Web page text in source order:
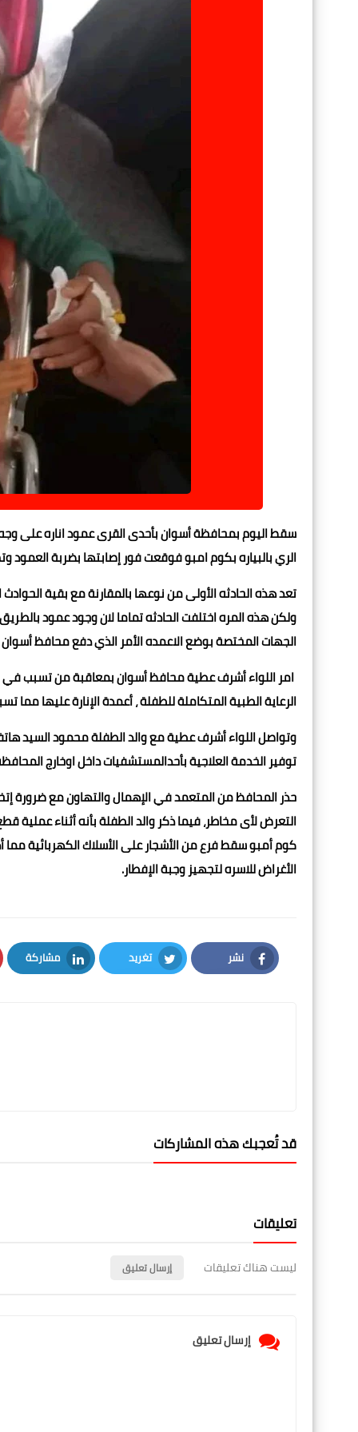
الري بالبياره بكوم امبو فوقعت فور إصابتها بضربة
تعد هذه الحادثه الأولى من نوعها بالمقارنة مع بقية
ولكن هذه المره اختلفت الحادثه تماما لان وجود عمود
الجهات المختصة بوضع الاعمده الأمر الذي دفع محافظ أسوان
امر اللواء أشرف عطية محافظ أسوان بمعاقبة من تسبب في
الرعاية الطبية المتكاملة للطفلة ، أعمدة الإنارة
وتواصل اللواء أشرف عطية مع والد الطفلة محمود السيد
توفير الخدمة العلاجية بأحدالمستشفيات داخل اوخارج
حذر المحافظ من المتعمد في الإهمال والتهاون مع ضرورة
التعرض لأى مخاطر، فيما ذكر والد الطفلة بأنه أثناء عملية
كوم أمبو سقط فرع من الأشجار على الأسلاك الكهربائية
الأغراض للاسره لتجهيز وجبة الإفطار.
نشر
Facebook
تغريد
Twitter
مشاركة
LinkedIn
قد تُعجبك هذه المشاركات
تعليقات
ليست هناك تعليقات إرسال تعليق
إرسال تعليق